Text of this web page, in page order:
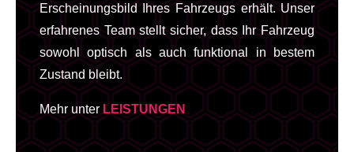
Erscheinungsbild Ihres Fahrzeugs erhält. Unser
erfahrenes Team stellt sicher, dass Ihr Fahrzeug
sowohl optisch als auch funktional in bestem
Zustand bleibt.
Mehr unter LEISTUNGEN